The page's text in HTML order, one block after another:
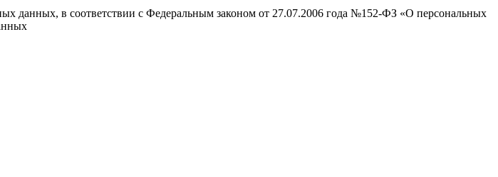
данных, в соответствии с Федеральным законом от 27.07.2006 года №152-ФЗ «О персональных